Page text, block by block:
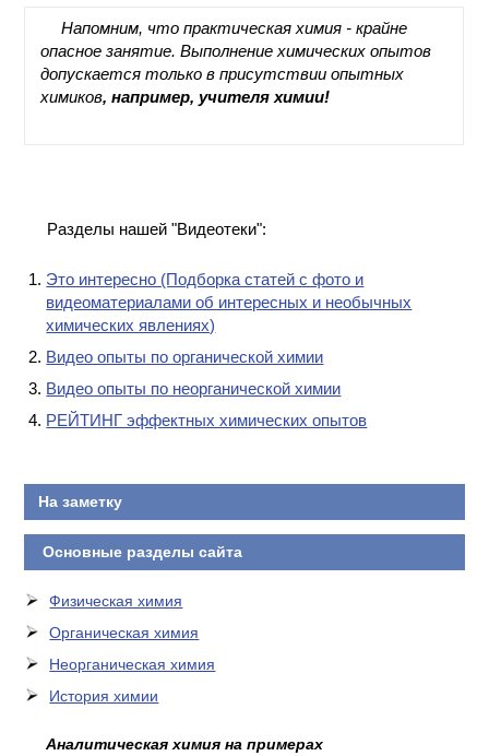
И ХИМИЧЕСКАЯ
ТЕХНОЛОГИЯ
Напомним, что практическая химия - крайне
опасное занятие. Выполнение химических опытов
допускается только в присутствии опытных
химиков, например, учителя химии!
Разделы нашей "Видеотеки":
Это интересно (Подборка статей с фото и
видеоматериалами об интересных и необычных
химических явлениях)
Видео опыты по органической химии
Видео опыты по неорганической химии
РЕЙТИНГ эффектных химических опытов
На заметку
Основные разделы сайта
Физическая химия
Органическая химия
Неорганическая химия
История химии
Аналитическая химия на примерах